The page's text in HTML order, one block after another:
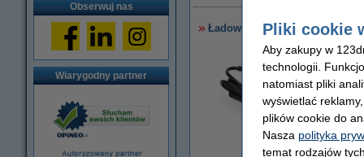
Obserwuj nas
Wiarygodny partner
Ładowarka do laptopa Asus
Pliki cookie
Aby zakupy w
technologii.
natomiast pliki
wyświetlać
plików cookie do
Nasza polityka
temat rodzajów